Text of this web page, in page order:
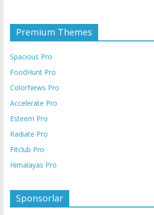
Premium Themes
Spacious Pro
FoodHunt Pro
ColorNews Pro
Accelerate Pro
Esteem Pro
Radiate Pro
Fitclub Pro
Himalayas Pro
Sponsorlar